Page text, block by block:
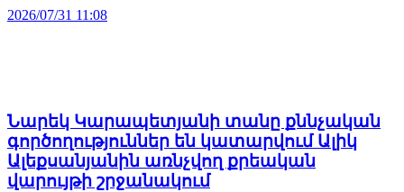
2026/07/31 11:08
Նարեկ Կարապետյանի տանը քննչական
գործողություններ են կատարվում Ալիկ
Ալեքսանյանին առնչվող քրեական
վարույթի շրջանակում